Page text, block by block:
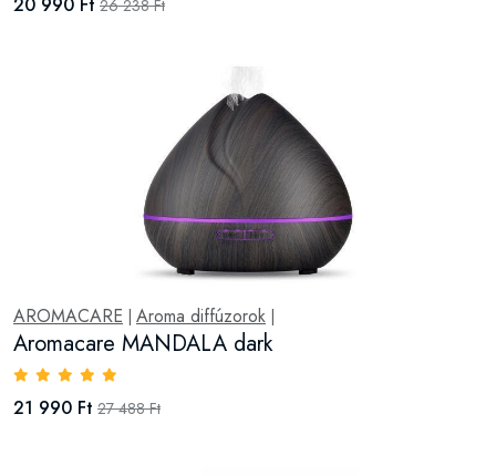
26 238 Ft
AROMACARE | Aroma diffúzorok |
Aromacare MANDALA dark
21 990 Ft 27 488 Ft